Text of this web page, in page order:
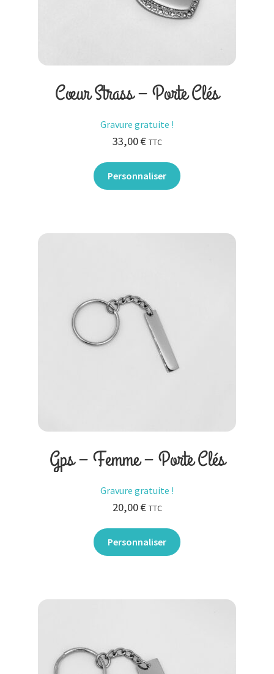
Cœur Strass – Porte Clés
Gravure gratuite !
33,00€ TTC
Personnaliser
Gps – Femme – Porte Clés
Gravure gratuite !
20,00€ TTC
Personnaliser